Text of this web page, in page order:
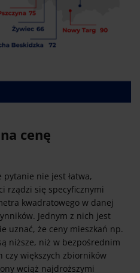
cenę
nie jest łatwa,
rządzi się specyficznymi
kwadratowego w danej
Jednym z nich jest
uznać, że ceny mieszkań np.
niższe, niż w bezpośrednim
czy większych zbiorników
wciąż najdroższymi